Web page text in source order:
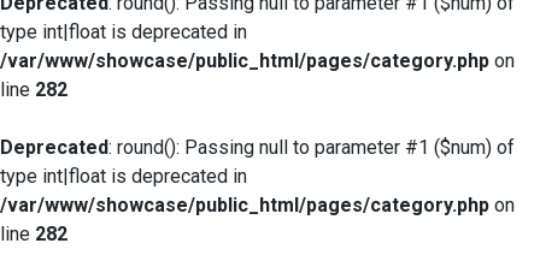
type int|float is deprecated in
/var/www/showcase/public_html/pages/category.php on
line 282
Deprecated: round(): Passing null to parameter #1 ($num) of
type int|float is deprecated in
/var/www/showcase/public_html/pages/category.php on
line 282